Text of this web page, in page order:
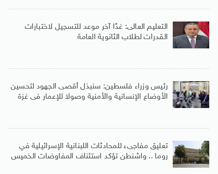
التعليم العالى: غدًا آخر موعد للتسجيل لاختبارات
القدرات لطلاب الثانوية العامة
رئيس وزراء فلسطين: سنبذل أقصى الجهود لتحسين
الأوضاع الإنسانية والأمنية وصولا للإعمار فى غزة
تعليق مفاجىء للمحادثات اللبنانية الإسرائيلية في
روما .. واشنطن تؤكد استئناف المفاوضات الخميس